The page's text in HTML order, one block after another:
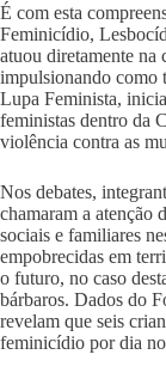
É com esta
Feminicídio,
atuou diretamente na
impulsionando como
Lupa Feminista,
feministas dentro da
violência contra as
Nos debates,
chamaram a atenção
sociais e familiares
empobrecidas em
o futuro, no caso
bárbaros. Dados do
revelam que seis
feminicídio por dia